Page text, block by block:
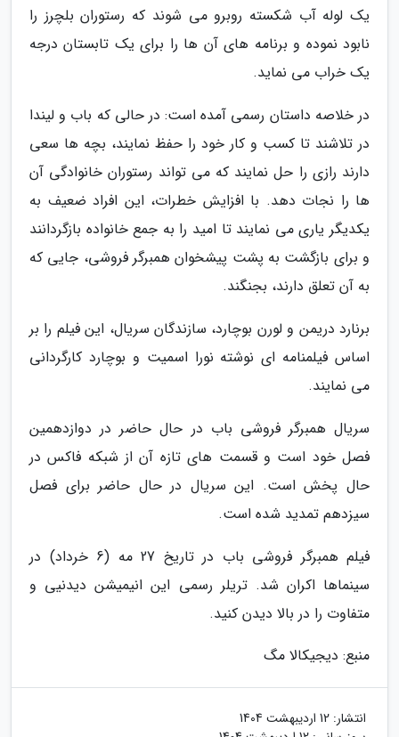
یک لوله آب شکسته روبرو می شوند که رستوران بلچرز را
نابود نموده و برنامه های آن ها را برای یک تابستان درجه
یک خراب می نماید.
در خلاصه داستان رسمی آمده است: در حالی که باب و لیندا
در تلاشند تا کسب و کار خود را حفظ نمایند، بچه ها سعی
دارند رازی را حل نمایند که می تواند رستوران خانوادگی آن
ها را نجات دهد. با افزایش خطرات، این افراد ضعیف به
یکدیگر یاری می نمایند تا امید را به جمع خانواده بازگردانند
و برای بازگشت به پشت پیشخوان همبرگر فروشی، جایی که
به آن تعلق دارند، بجنگند.
برنارد دریمن و لورن بوچارد، سازندگان سریال، این فیلم را بر
اساس فیلمنامه ای نوشته نورا اسمیت و بوچارد کارگردانی
می نمایند.
سریال همبرگر فروشی باب در حال حاضر در دوازدهمین
فصل خود است و قسمت های تازه آن از شبکه فاکس در
حال پخش است. این سریال در حال حاضر برای فصل
سیزدهم تمدید شده است.
فیلم همبرگر فروشی باب در تاریخ 27 مه (6 خرداد) در
سینماها اکران شد. تریلر رسمی این انیمیشن دیدنیی و
متفاوت را در بالا دیدن کنید.
منبع: دیجیکالا مگ
انتشار: 12 اردیبهشت 1404